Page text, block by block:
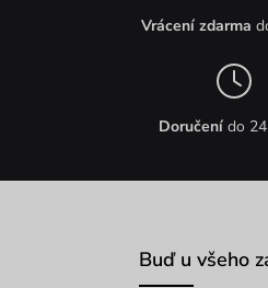
Vrácení zdarma
Doručení do
Buď u všeho